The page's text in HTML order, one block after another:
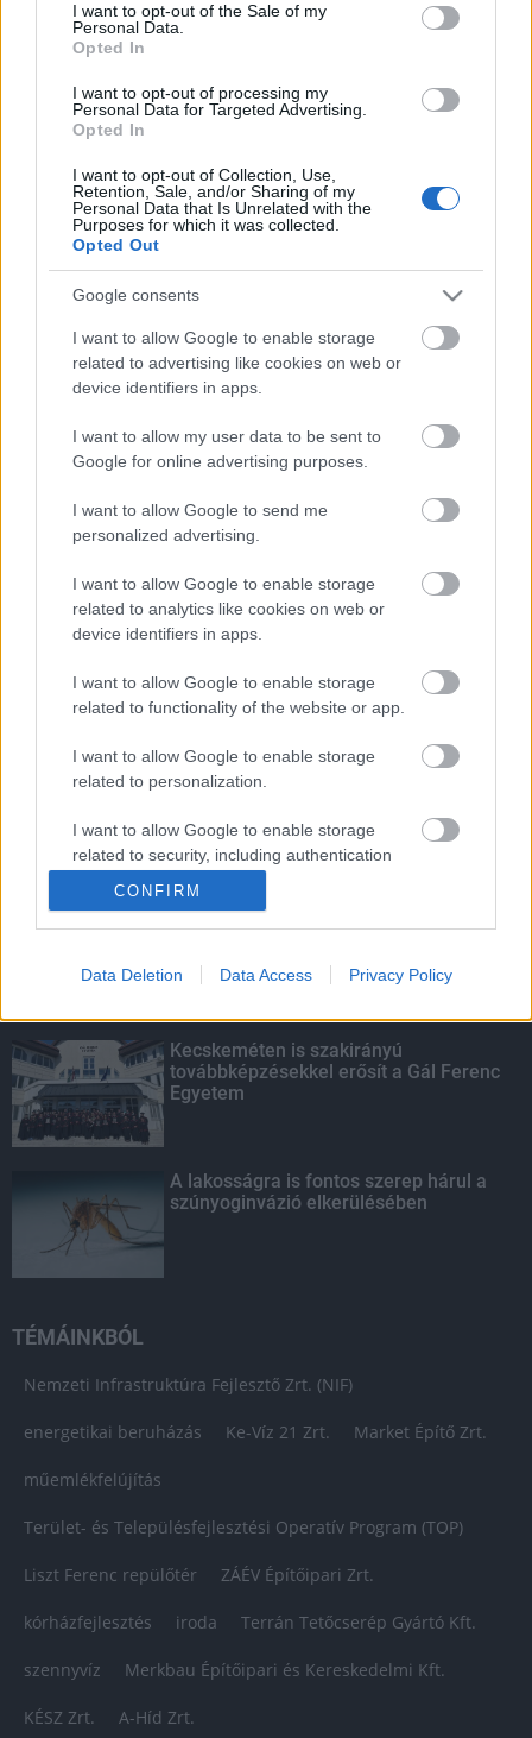
I want to opt-out of the Sale of my
Personal Data.
Opted In
I want to opt-out of processing my
Personal Data for Targeted Advertising.
Opted In
I want to opt-out of Collection, Use,
Retention, Sale, and/or Sharing of my
Personal Data that Is Unrelated with the
Purposes for which it was collected.
Opted Out
Google consents
I want to allow Google to enable storage
related to advertising like cookies on web or
device identifiers in apps.
I want to allow my user data to be sent to
Google for online advertising purposes.
I want to allow Google to send me
personalized advertising.
I want to allow Google to enable storage
related to analytics like cookies on web or
device identifiers in apps.
I want to allow Google to enable storage
related to functionality of the website or app.
I want to allow Google to enable storage
related to personalization.
I want to allow Google to enable storage
related to security, including authentication
CONFIRM
Data Deletion Data Access Privacy Policy
másodfokúra csökken a riasztás
HIRDETÉS
Paks II.: Mit jelent az 5. blokk új
mérföldköve a felülvizsgálat
árnyékában?
Fontos a postaládákba költöző
széncinegék védelme
Amire többmillióan vártunk: szombattól
másodfokúra csökken a riasztás
KIEMELT
Megérkezett az eső a Duna
Kecskeméten is szakirányú
továbbképzésekkel erősít a Gál Ferenc
Egyetem
A lakosságra is fontos szerep hárul a
szúnyoginvázió elkerülésében
TÉMÁINKBÓL
Nemzeti Infrastruktúra Fejlesztő Zrt. (NIF)
energetikai beruházás Ke-Víz 21 Zrt. Market Építő Zrt.
műemlékfelújítás
Terület- és Településfejlesztési Operatív Program (TOP)
Liszt Ferenc repülőtér ZÁÉV Építőipari Zrt.
kórházfejlesztés iroda Terrán Tetőcserép Gyártó Kft.
szennyvíz Merkbau Építőipari és Kereskedelmi Kft.
KÉSZ Zrt. A-Híd Zrt.